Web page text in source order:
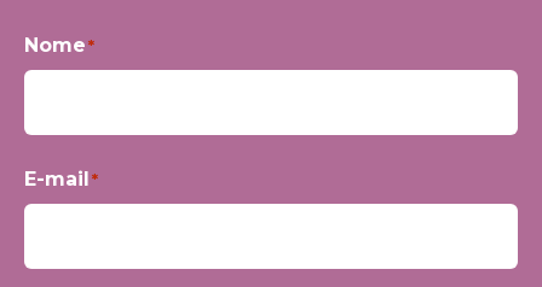
Nome*
E-mail *